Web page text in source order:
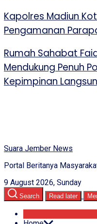
Kapolres Madiun
Pengamanan
Rumah Sahabat
Mendukung Penuh
Kepimpinan
Suara Jember News
Portal Beritanya
9 August 2026, Sunday
Search Read later